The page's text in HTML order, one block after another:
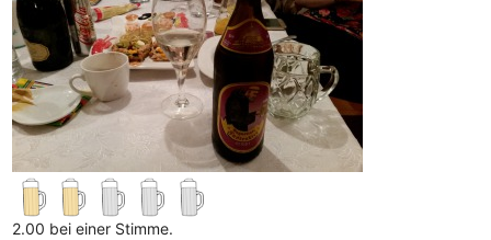
2.00 bei einer Stimme.